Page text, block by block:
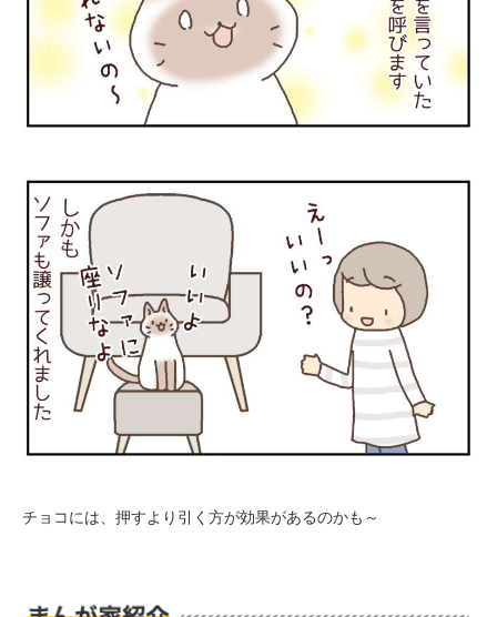
チョコには、押すより引く方が効果があるのかも～
pecodogs
いぬ部をフォロー
pecocats
ねこ部をフォロー
PECOアプリをダウンロード済みの方
アプリで開く
アプリをダウンロードする